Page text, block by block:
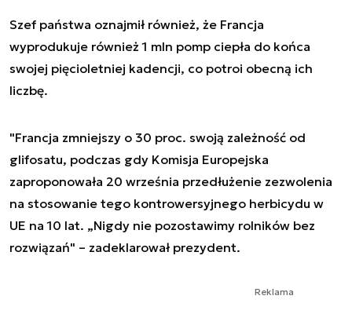
Szef państwa oznajmił również, że Francja
wyprodukuje również 1 mln pomp ciepła do końca
swojej pięcioletniej kadencji, co potroi obecną ich
liczbę.
"Francja zmniejszy o 30 proc. swoją zależność od
glifosatu, podczas gdy Komisja Europejska
zaproponowała 20 września przedłużenie zezwolenia
na stosowanie tego kontrowersyjnego herbicydu w
UE na 10 lat. „Nigdy nie pozostawimy rolników bez
rozwiązań" – zadeklarował prezydent.
Reklama